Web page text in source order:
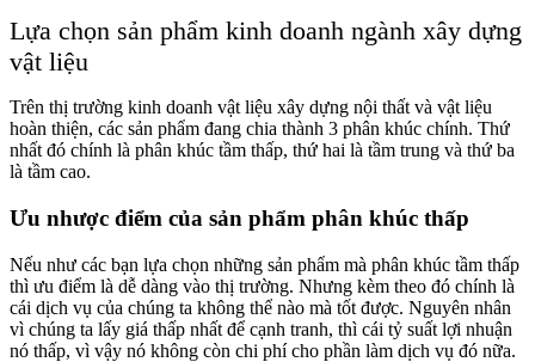
Lựa chọn sản phẩm kinh doanh ngành xây dựng
vật liệu
Trên thị trường kinh doanh vật liệu xây dựng nội thất và vật liệu
hoàn thiện, các sản phẩm đang chia thành 3 phân khúc chính. Thứ
nhất đó chính là phân khúc tầm thấp, thứ hai là tầm trung và thứ ba
là tầm cao.
Ưu nhược điểm của sản phẩm phân khúc thấp
Nếu như các bạn lựa chọn những sản phẩm mà phân khúc tầm thấp
thì ưu điểm là dễ dàng vào thị trường. Nhưng kèm theo đó chính là
cái dịch vụ của chúng ta không thể nào mà tốt được. Nguyên nhân
vì chúng ta lấy giá thấp nhất để cạnh tranh, thì cái tỷ suất lợi nhuận
nó thấp, vì vậy nó không còn chi phí cho phần làm dịch vụ đó nữa.